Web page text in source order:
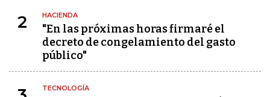
2 HACIENDA
"En las próximas horas firmaré el
decreto de congelamiento del gasto
público"
TECNOLOGÍA